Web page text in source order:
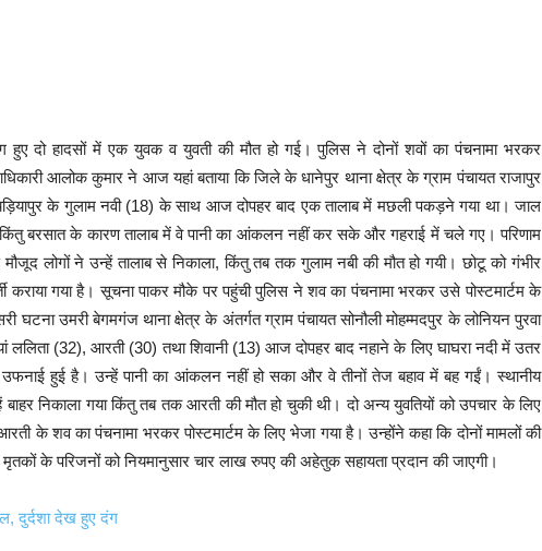
दो हादसों में एक युवक व युवती की मौत हो गई। पुलिस ने दोनों शवों का पंचनामा भरकर
आलोक कुमार ने आज यहां बताया कि जिले के धानेपुर थाना क्षेत्र के ग्राम पंचायत राजापुर
के गुलाम नवी (18) के साथ आज दोपहर बाद एक तालाब में मछली पकड़ने गया था। जाल
बरसात के कारण तालाब में वे पानी का आंकलन नहीं कर सके और गहराई में चले गए। परिणाम
लोगों ने उन्हें तालाब से निकाला, किंतु तब तक गुलाम नबी की मौत हो गयी। छोटू को गंभीर
कराया गया है। सूचना पाकर मौके पर पहुंची पुलिस ने शव का पंचनामा भरकर उसे पोस्टमार्टम के
घटना उमरी बेगमगंज थाना क्षेत्र के अंतर्गत ग्राम पंचायत सोनौली मोहम्मदपुर के लोनियन पुरवा
ललिता (32), आरती (30) तथा शिवानी (13) आज दोपहर बाद नहाने के लिए घाघरा नदी में उतर
हुई है। उन्हें पानी का आंकलन नहीं हो सका और वे तीनों तेज बहाव में बह गईं। स्थानीय
बाहर निकाला गया किंतु तब तक आरती की मौत हो चुकी थी। दो अन्य युवतियों को उपचार के लिए
के शव का पंचनामा भरकर पोस्टमार्टम के लिए भेजा गया है। उन्होंने कहा कि दोनों मामलों की
मृतकों के परिजनों को नियमानुसार चार लाख रुपए की अहेतुक सहायता प्रदान की जाएगी।
दुर्दशा देख हुए दंग